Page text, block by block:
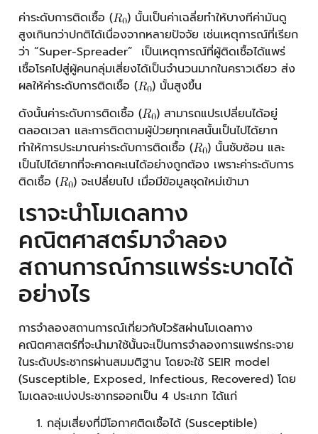
ค่าระดับการติดเชื้อ (
) นั้นเป็นค่าเฉลี่ยทำให้บางทีค่ามันดู
สูงเกินกว่าปกติได้เนื่องจากหลายปัจจัย เช่นเหตุการณ์ที่เรียก
ว่า “Super-Spreader” เป็นเหตุการณ์ที่ผู้ติดเชื้อได้แพร่
เชื้อโรคไปสู่ผู้คนกลุ่มเสี่ยงได้เป็นจำนวนมากในคราวเดียว ส่ง
ผลให้ค่าระดับการติดเชื้อ (
) นั้นสูงขึ้น
ดังนั้นค่าระดับการติดเชื้อ (
) สามารถแปรเปลี่ยนได้อยู่
ตลอดเวลา และการติดตามผู้ป่วยทุกเคสนั้นเป็นไปได้ยาก
ทำให้การประมาณค่าระดับการติดเชื้อ (
) นั้นซับซ้อน และ
เป็นไปได้ยากที่จะคาดคะเนได้อย่างถูกต้อง เพราะค่าระดับการ
ติดเชื้อ (
) จะเปลี่ยนไป เมื่อมีข้อมูลชุดใหม่เข้ามา
เราจะนำโมเดลทาง
คณิตศาสตร์มาจำลอง
สถานการณ์การแพร่ระบาดได้
อย่างไร
การจำลองสถานการณ์เกี่ยวกับไวรัสผ่านโมเดลทาง
คณิตศาสตร์ที่จะนำมาใช้นั้นจะเป็นการจำลองการแพร่กระจาย
ในระดับประชากรผ่านสมมติฐาน โดยจะใช้ SEIR model
(Susceptible, Exposed, Infectious, Recovered) โดย
โมเดลจะแบ่งประชากรออกเป็น 4 ประเภท ได้แก่
กลุ่มเสี่ยงที่มีโอกาศติดเชื้อได้ (Susceptible)